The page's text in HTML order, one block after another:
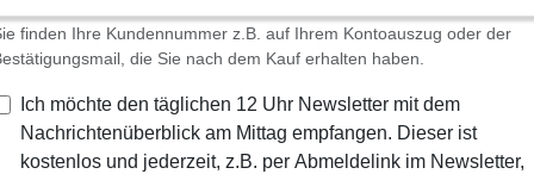
finden Ihre Kundennummer z.B. auf Ihrem Kontoauszug oder der
die Sie nach dem Kauf erhalten haben.
Ich möchte den täglichen 12 Uhr Newsletter mit dem
Nachrichtenüberblick am Mittag empfangen. Dieser ist
kostenlos und jederzeit, z.B. per Abmeldelink im Newsletter,